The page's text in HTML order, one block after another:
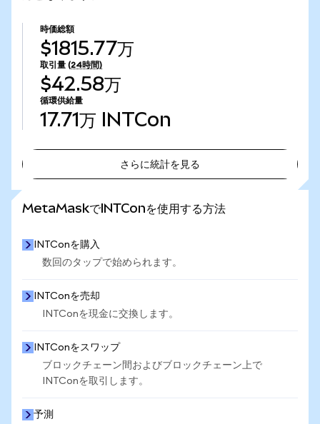
時価総額
$1815.77万
取引量 (24時間)
$42.58万
循環供給量
17.71万 INTCon
さらに統計を見る
MetaMaskでINTConを使用する方法
INTConを購入
数回のタップで始められます。
INTConを売却
INTConを現金に交換します。
INTConをスワップ
ブロックチェーン間およびブロックチェーン上で
INTConを取引します。
予測